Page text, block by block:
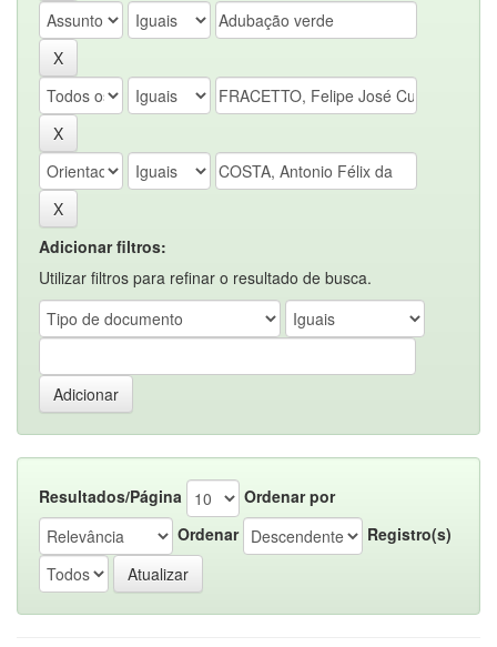
Adicionar filtros:
Utilizar filtros para refinar o resultado de busca.
Resultados/Página
Ordenar por
Ordenar
Registro(s)